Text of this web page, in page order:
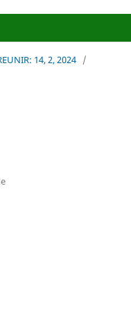
14, 2, 2024 /